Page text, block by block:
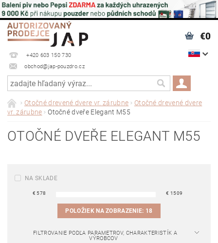
+420 603 150 730
obchod@jap-pouzdro.cz
€0
Otočné drevené dvere vr. zárubne
Otočné drevené dvere
vr. zárubne
Otočné dveře Elegant M55
OTOČNÉ DVEŘE ELEGANT M55
NA SKLADE
€ 578 € 1509
POLOŽIEK NA ZOBRAZENIE: 18
FILTROVANIE PODĽA PARAMETROV, CHARAKTERISTÍK A
VÝROBCOV